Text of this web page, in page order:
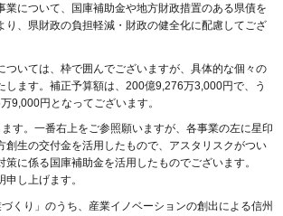
業について、国庫補助金や地方財政措置のある県債を
り、県財政の負担軽減・財政の健全化に配慮してござ
ついては、枠で囲んでございますが、具体的な個々の
します。補正予算額は、200億9,276万3,000円で、う
9,000円となってございます。
す。一番右上をご参照願いますが、各事業の左に星印
創生の交付金を活用したもので、アスタリスクがつい
に係る国庫補助金を活用したものでございます。
し上げます。
くり」のうち、産業イノベーションの創出による信州